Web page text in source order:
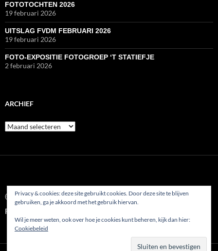
FOTOTOCHTEN 2026
19 februari 2026
UITSLAG FVDM FEBRUARI 2026
19 februari 2026
FOTO-EXPOSITIE FOTOGROEP ‘T STATIEFJE
2 februari 2026
ARCHIEF
Archief
© 2022
Fotoclub AFVP Etten-Leur
Privacy & cookies: deze site gebruikt cookies. Door deze site te blijven
gebruiken, ga je akkoord met het gebruik hiervan.
Wil je meer weten, ook over hoe je cookies kunt beheren, kijk dan hier:
Cookiebeleid